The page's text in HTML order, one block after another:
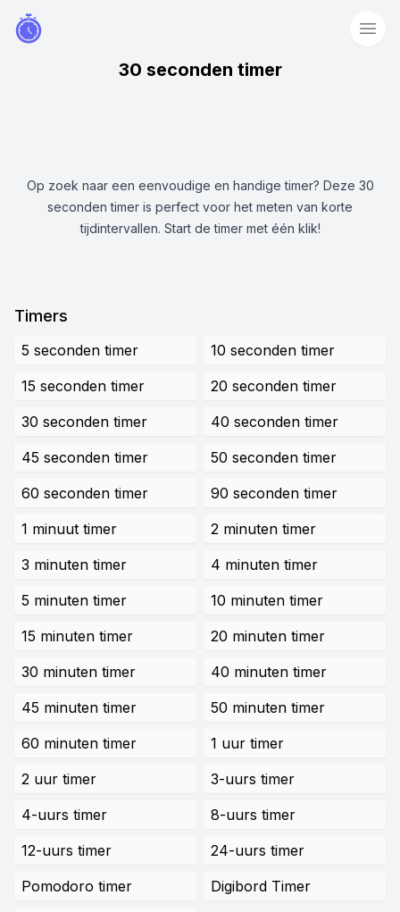
30 seconden timer
Op zoek naar een eenvoudige en handige timer? Deze 30
seconden timer is perfect voor het meten van korte
tijdintervallen. Start de timer met één klik!
Timers
5 seconden timer
10 seconden timer
15 seconden timer
20 seconden timer
30 seconden timer
40 seconden timer
45 seconden timer
50 seconden timer
60 seconden timer
90 seconden timer
1 minuut timer
2 minuten timer
3 minuten timer
4 minuten timer
5 minuten timer
10 minuten timer
15 minuten timer
20 minuten timer
30 minuten timer
40 minuten timer
45 minuten timer
50 minuten timer
60 minuten timer
1 uur timer
2 uur timer
3-uurs timer
4-uurs timer
8-uurs timer
12-uurs timer
24-uurs timer
Pomodoro timer
Digibord Timer